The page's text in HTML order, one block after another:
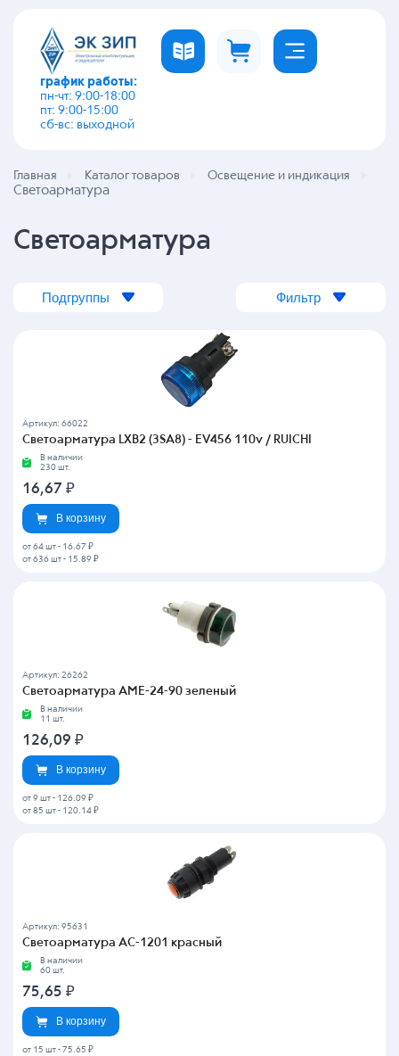
график работы:
пн-чт: 9:00-18:00
пт: 9:00-15:00
сб-вс: выходной
Главная Каталог товаров Освещение и индикация
Светоарматура
Светоарматура
Подгруппы Фильтр
Артикул: 66022
Светоарматура LXB2 (3SA8) - EV456 110v / RUICHI
В наличии
230 шт.
16,67 ₽
В корзину
от 64 шт - 16.67 ₽
от 636 шт - 15.89 ₽
Артикул: 26262
Светоарматура АМЕ-24-90 зеленый
В наличии
11 шт.
126,09 ₽
В корзину
от 9 шт - 126.09 ₽
от 85 шт - 120.14 ₽
Артикул: 95631
Светоарматура АС-1201 красный
В наличии
60 шт.
75,65 ₽
В корзину
от 15 шт - 75.65 ₽